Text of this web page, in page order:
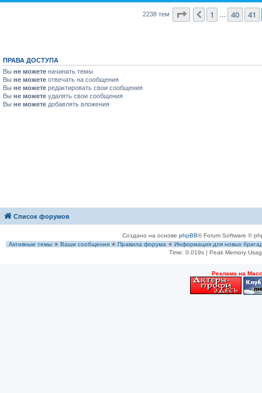
2238 тем Страница 42из 90
Пред.
1 40 41
ПРАВА ДОСТУПА
Вы не можете начинать темы
Вы не можете отвечать на сообщения
Вы не можете редактировать свои сообщения
Вы не можете удалять свои сообщения
Вы не можете добавлять вложения
Список форумов
Создано на основе phpBB® Forum Software ©
Активные темы ✭ Ваши сообщения ✭ Правила форума ✭ Информация для новых
Time: 0.019s| Peak Memory
Рeклама на